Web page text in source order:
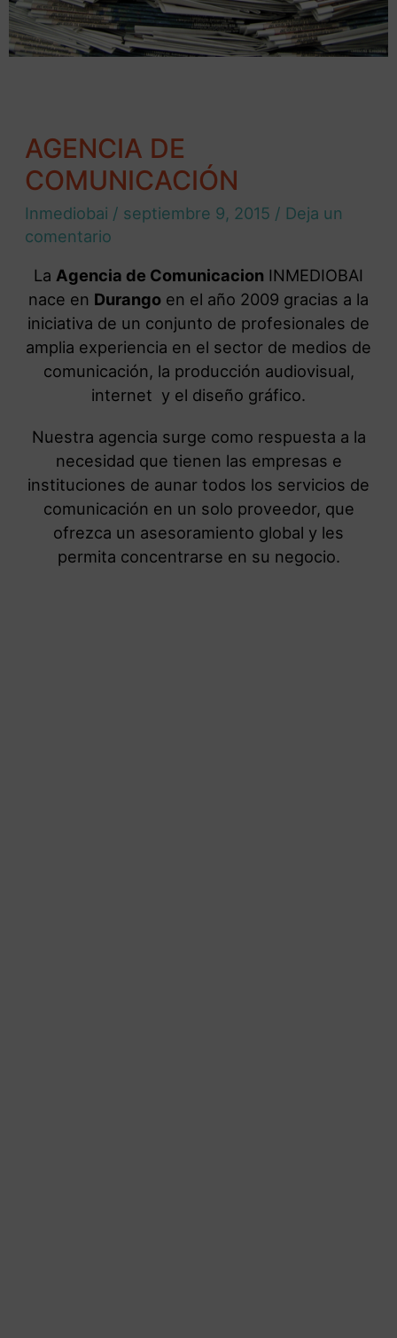
AGENCIA DE
COMUNICACIÓN
Inmediobai / septiembre 9, 2015 / Deja un
comentario
La Agencia de Comunicacion INMEDIOBAI
nace en Durango en el año 2009 gracias a la
iniciativa de un conjunto de profesionales de
amplia experiencia en el sector de medios de
comunicación, la producción audiovisual,
internet y el diseño gráfico.
Nuestra agencia surge como respuesta a la
necesidad que tienen las empresas e
instituciones de aunar todos los servicios de
comunicación en un solo proveedor, que
ofrezca un asesoramiento global y les
permita concentrarse en su negocio.